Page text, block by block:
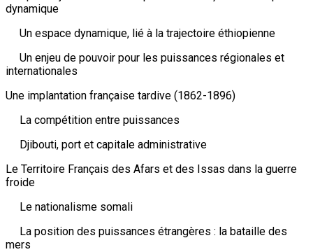
dynamique
Un espace dynamique, lié à la trajectoire éthiopienne
Un enjeu de pouvoir pour les puissances régionales et
internationales
Une implantation française tardive (1862-1896)
La compétition entre puissances
Djibouti, port et capitale administrative
Le Territoire Français des Afars et des Issas dans la guerre
froide
Le nationalisme somali
La position des puissances étrangères : la bataille des
mers